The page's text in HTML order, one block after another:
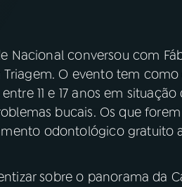
Nacional conversou com
O evento tem
11 e 17 anos em
bucais. Os que
odontológico gratuito
sobre o panorama da